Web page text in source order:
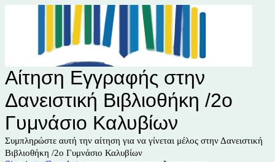
Αίτηση Εγγραφής στην
Δανειστική Βιβλιοθήκη /2ο
Γυμνάσιο Καλυβίων
Συμπληρώστε αυτή την αίτηση για να γίνεται μέλος στην Δανειστική
Βιβλιοθήκη /2ο Γυμνάσιο Καλυβίων